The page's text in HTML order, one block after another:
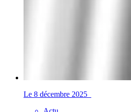
Le 8 décembre 2025